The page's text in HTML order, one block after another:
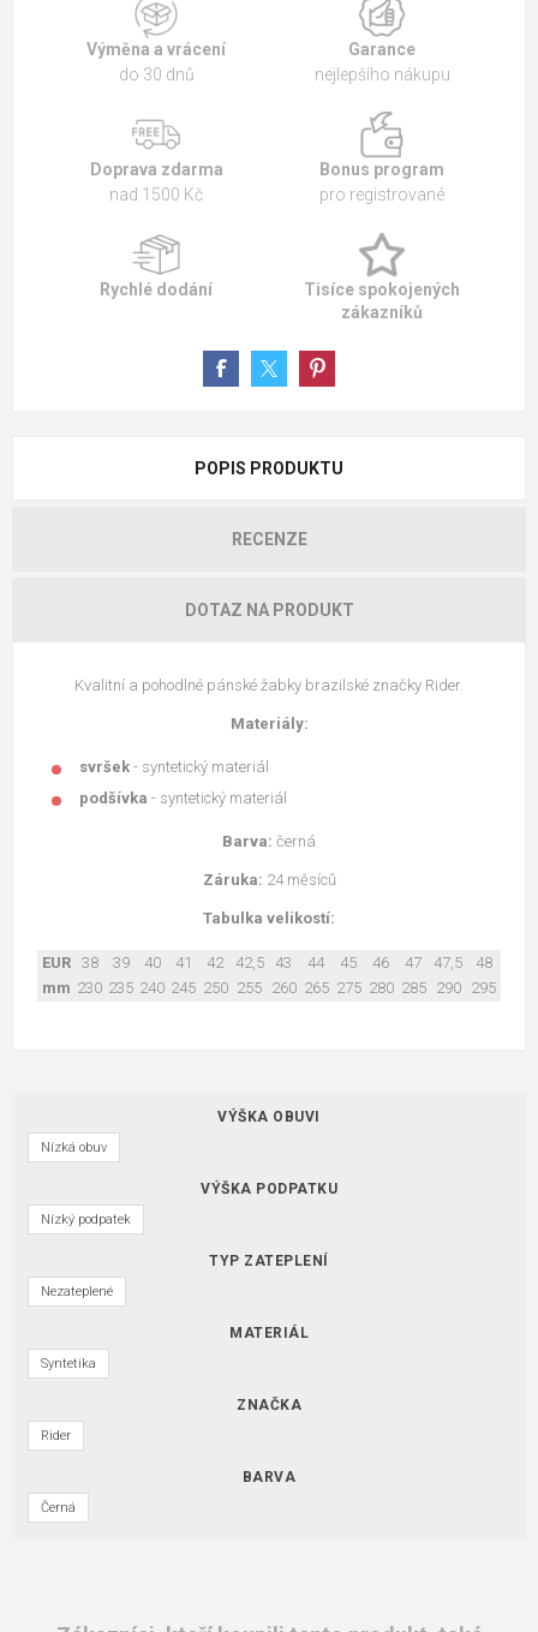
Výměna a vrácení
do 30 dnů
Garance
nejlepšího nákupu
Doprava zdarma
nad 1500 Kč
Bonus program
pro registrované
Rychlé dodání
Tisíce spokojených
zákazníků
POPIS PRODUKTU
RECENZE
DOTAZ NA PRODUKT
Kvalitní a pohodlné pánské žabky brazilské značky Rider.
Materiály:
svršek - syntetický materiál
podšívka - syntetický materiál
Barva: černá
Záruka: 24 měsíců
Tabulka velikostí:
EUR 38 39 40 41 42 42,5 43 44 45 46 47 47,5
48
mm 230 235 240 245 250 255 260 265 275 280 285 290 295
VÝŠKA OBUVI
Nízká obuv
VÝŠKA PODPATKU
Nízký podpatek
TYP ZATEPLENÍ
Nezateplené
MATERIÁL
Syntetika
ZNAČKA
Rider
BARVA
Černá